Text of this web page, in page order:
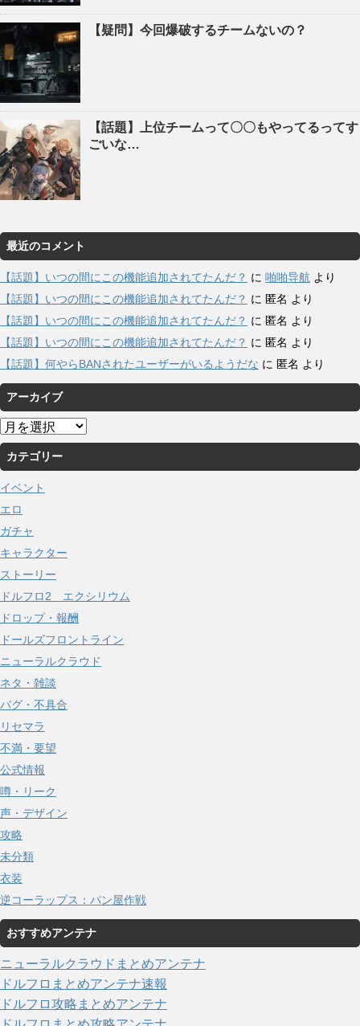
【疑問】今回爆破するチームないの？
【話題】上位チームって〇〇もやってるってす
ごいな…
最近のコメント
【話題】いつの間にこの機能追加されてたんだ？ に 啪啪导航 より
【話題】いつの間にこの機能追加されてたんだ？ に 匿名 より
【話題】いつの間にこの機能追加されてたんだ？ に 匿名 より
【話題】いつの間にこの機能追加されてたんだ？ に 匿名 より
【話題】何やらBANされたユーザーがいるようだな に 匿名 より
アーカイブ
ア
ー
カ
イ
ブ
カテゴリー
イベント
エロ
ガチャ
キャラクター
ストーリー
ドルフロ2 エクシリウム
ドロップ・報酬
ドールズフロントライン
ニューラルクラウド
ネタ・雑談
バグ・不具合
リセマラ
不満・要望
公式情報
噂・リーク
声・デザイン
攻略
未分類
衣装
逆コーラップス：パン屋作戦
おすすめアンテナ
ニューラルクラウドまとめアンテナ
ドルフロまとめアンテナ速報
ドルフロ攻略まとめアンテナ